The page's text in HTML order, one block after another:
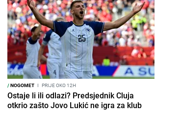
/NOGOMET I PRIJE OKO 12H
Ostaje li ili odlazi? Predsjednik Cluja
otkrio zašto Jovo Lukić ne igra za klub